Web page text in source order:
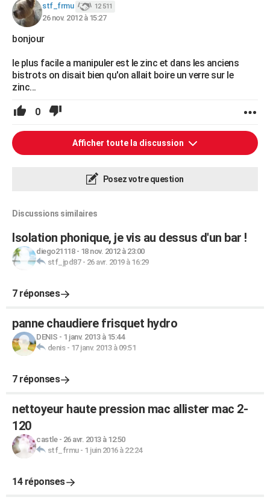
stf_frmu 12 511
26 nov. 2012 à 15:27
bonjour
le plus facile a manipuler est le zinc et dans les anciens
bistrots on disait bien qu'on allait boire un verre sur le
zinc...
0
Afficher toute la discussion
Posez votre question
Discussions similaires
Isolation phonique, je vis au dessus d'un bar !
diego21118- 18 nov. 2012 à 23:00
stf_jpd87- 26 avr. 2019 à 16:29
7 réponses
panne chaudiere frisquet hydro
DENIS - 1 janv. 2013 à 15:44
denis- 17 janv. 2013 à 09:51
7 réponses
nettoyeur haute pression mac allister mac 2-
120
castle- 26 avr. 2013 à 12:50
stf_frmu- 1 juin 2016 à 22:24
14 réponses